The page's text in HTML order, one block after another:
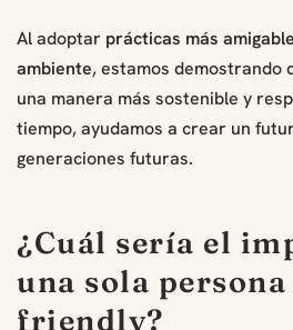
Al adoptar prácticas más
ambiente, estamos demostrando
una manera más sostenible y
tiempo, ayudamos a crear un
generaciones futuras.
¿Cuál sería el
una sola persona
friendly?